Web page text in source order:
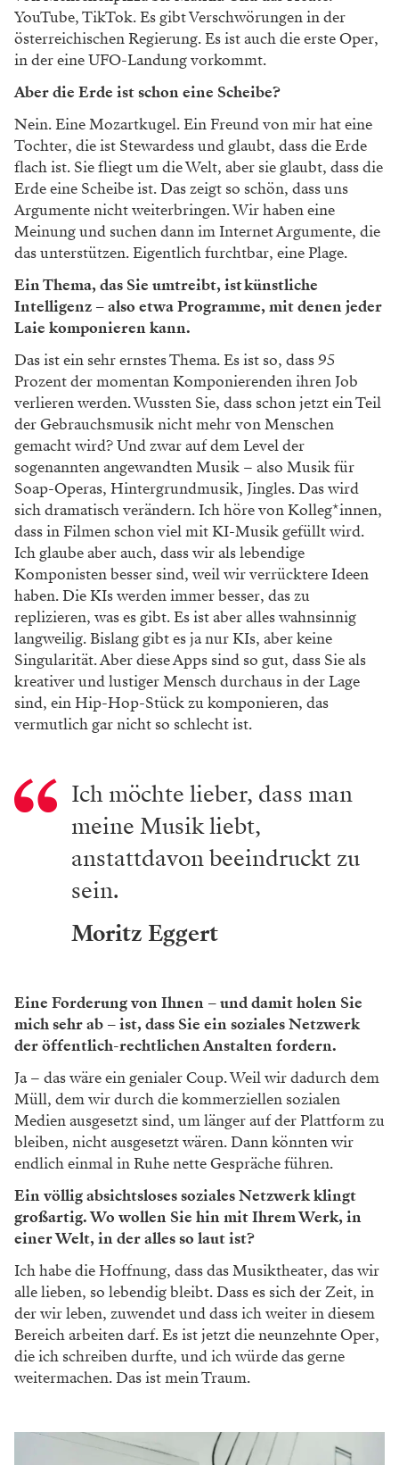
YouTube, TikTok. Es gibt Verschwörungen in der
österreichischen Regierung. Es ist auch die erste Oper,
in der eine UFO-Landung vorkommt.
Aber die Erde ist schon eine Scheibe?
Nein. Eine Mozartkugel. Ein Freund von mir hat eine
Tochter, die ist Stewardess und glaubt, dass die Erde
flach ist. Sie fliegt um die Welt, aber sie glaubt, dass die
Erde eine Scheibe ist. Das zeigt so schön, dass uns
Argumente nicht weiterbringen. Wir haben eine
Meinung und suchen dann im Internet Argumente, die
das unterstützen. Eigentlich furchtbar, eine Plage.
Ein Thema, das Sie umtreibt, ist künstliche
Intelligenz – also etwa Programme, mit denen jeder
Laie komponieren kann.
Das ist ein sehr ernstes Thema. Es ist so, dass 95
Prozent der momentan Komponierenden ihren Job
verlieren werden. Wussten Sie, dass schon jetzt ein Teil
der Gebrauchsmusik nicht mehr von Menschen
gemacht wird? Und zwar auf dem Level der
sogenannten angewandten Musik – also Musik für
Soap-Operas, Hintergrundmusik, Jingles. Das wird
sich dramatisch verändern. Ich höre von Kolleg*innen,
dass in Filmen schon viel mit KI-Musik gefüllt wird.
Ich glaube aber auch, dass wir als lebendige
Komponisten besser sind, weil wir verrücktere Ideen
haben. Die KIs werden immer besser, das zu
replizieren, was es gibt. Es ist aber alles wahnsinnig
langweilig. Bislang gibt es ja nur KIs, aber keine
Singularität. Aber diese Apps sind so gut, dass Sie als
kreativer und lustiger Mensch durchaus in der Lage
sind, ein Hip-Hop-Stück zu komponieren, das
vermutlich gar nicht so schlecht ist.
Ich möchte lieber, dass man
meine Musik liebt,
anstattdavon beeindruckt zu
sein.
Moritz Eggert
Eine Forderung von Ihnen – und damit holen Sie
mich sehr ab – ist, dass Sie ein soziales Netzwerk
der öffentlich-rechtlichen Anstalten fordern.
Ja – das wäre ein genialer Coup. Weil wir dadurch dem
Müll, dem wir durch die kommerziellen sozialen
Medien ausgesetzt sind, um länger auf der Plattform zu
bleiben, nicht ausgesetzt wären. Dann könnten wir
endlich einmal in Ruhe nette Gespräche führen.
Ein völlig absichtsloses soziales Netzwerk klingt
großartig. Wo wollen Sie hin mit Ihrem Werk, in
einer Welt, in der alles so laut ist?
Ich habe die Hoffnung, dass das Musiktheater, das wir
alle lieben, so lebendig bleibt. Dass es sich der Zeit, in
der wir leben, zuwendet und dass ich weiter in diesem
Bereich arbeiten darf. Es ist jetzt die neunzehnte Oper,
die ich schreiben durfte, und ich würde das gerne
weitermachen. Das ist mein Traum.